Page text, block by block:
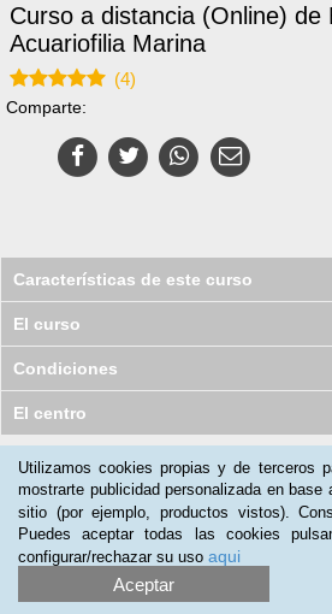
Curso a distancia (Online) de
Acuariofilia Marina
(4)
Comparte:
Características de este curso
El curso
Condiciones
El centro
Nuestros clientes opinan:
Esteban Galisteo(29-01-
Hice el curso porque soy aficionado
necesito para trabajar. Se lo
dediquen a la venta de animales. Les
Utilizamos cookies propias y de terceros
mostrarte publicidad personalizada en base
sitio (por ejemplo, productos vistos).
Puedes aceptar todas las cookies
configurar/rechazar su uso aqui
Aceptar